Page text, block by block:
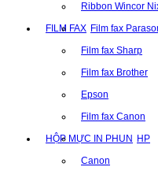
Ribbon Wincor
FILM FAX Film fax
Film fax Sharp
Film fax Brother
Epson
Film fax Canon
HỘP MỰC IN PHUN HP
Canon